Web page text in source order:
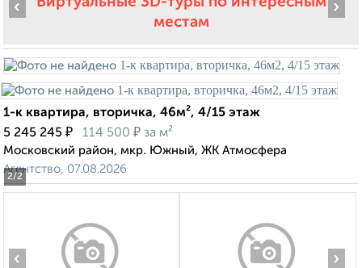
местам
2/2
‹ ›
1-к квартира, вторичка, 46м², 4/15 этаж
5 245 245 ₽ 114 500 ₽ за м²
Московский район, мкр. Южный, ЖК Атмосфера
Агентство, 07.08.2026
‹ ›